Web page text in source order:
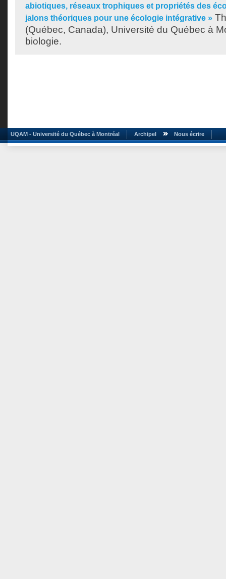
abiotiques, réseaux trophiques et propriétés des
jalons théoriques pour une écologie intégrative »
(Québec, Canada), Université du Québec à
biologie.
UQAM - Université du Québec à Montréal Archipel Nous écrire